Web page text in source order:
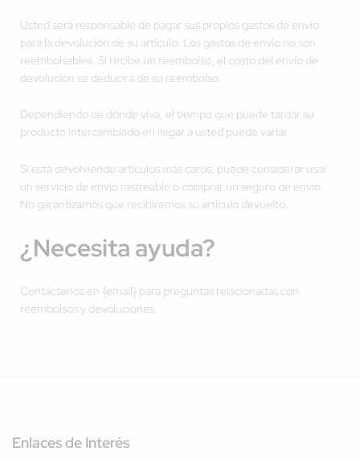
Usted será responsable de pagar sus propios gastos de envío
para la devolución de su artículo. Los gastos de envío no son
reembolsables. Si recibe un reembolso, el costo del envío de
devolución se deducirá de su reembolso.
Dependiendo de dónde viva, el tiempo que puede tardar su
producto intercambiado en llegar a usted puede variar.
Si está devolviendo artículos más caros, puede considerar usar
un servicio de envío rastreable o comprar un seguro de envío.
No garantizamos que recibiremos su artículo devuelto.
¿Necesita ayuda?
Contáctenos en {email} para preguntas relacionadas con
reembolsos y devoluciones.
Enlaces de Interés